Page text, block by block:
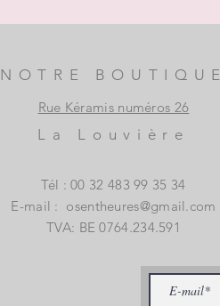
NOTRE BOUTIQUE
Rue Kéramis numéros 26
La Louvière
Tél : 00 32 483 99 35 34
E-mail : osentheures@gmail.com
TVA: BE 0764.234.591